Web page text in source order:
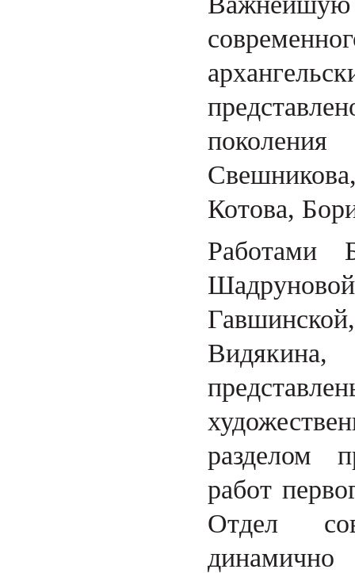
Котова,
Работами
разделом
работ
Отдел